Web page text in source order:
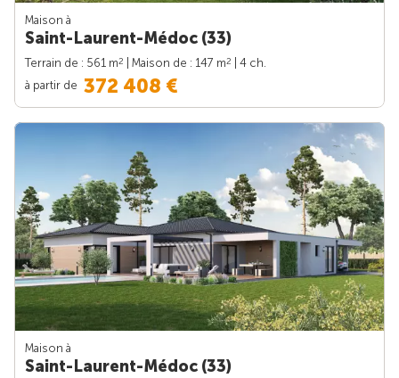
Maison à
Saint-Laurent-Médoc (33)
Terrain de : 561 m2 | Maison de : 147 m2
| 4 ch.
à partir de 372 408 €
Maison à
Saint-Laurent-Médoc (33)